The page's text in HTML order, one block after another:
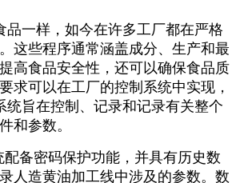
品一样，如今在许多工厂都在严格
这些程序通常涵盖成分、生产和最
高食品安全性，还可以确保食品质
求可以在工厂的控制系统中实现，
统旨在控制、记录和记录有关整个
和参数。
配备密码保护功能，并具有历史数
人造黄油加工线中涉及的参数。数